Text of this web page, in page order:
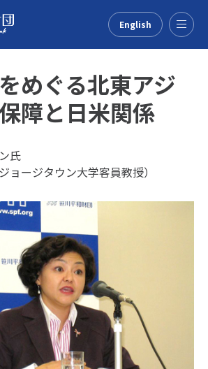
English
めぐる北東アジ
障と日米関係
氏
ョージタウン大学客員教授）